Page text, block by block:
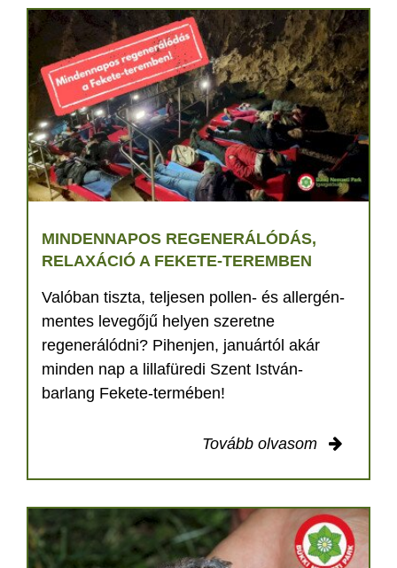
MINDENNAPOS REGENERÁLÓDÁS,
RELAXÁCIÓ A FEKETE-TEREMBEN
Valóban tiszta, teljesen pollen- és allergén-
mentes levegőjű helyen szeretne
regenerálódni? Pihenjen, januártól akár
minden nap a lillafüredi Szent István-
barlang Fekete-termében!
Tovább olvasom